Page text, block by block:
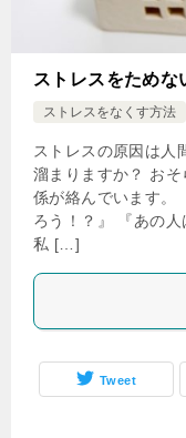
ストレスをためな
ストレスをなくす方法
ストレスの原因は人
溜まりますか？ お
係が絡んでいます。
ろう！？』 『あの
私 […]
Tweet